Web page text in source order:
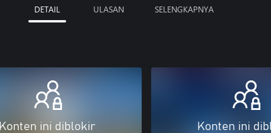
DETAIL ULASAN SELENGKAPNYA
Konten ini diblokir Konten ini